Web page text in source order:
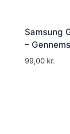
Samsung
–
99,00 kr.